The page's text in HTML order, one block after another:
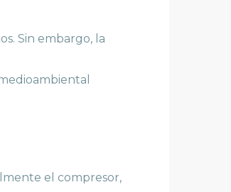
Sin embargo, la
el compresor,